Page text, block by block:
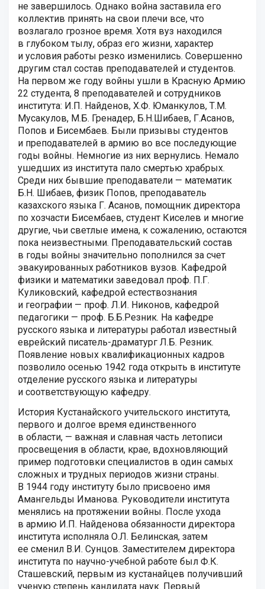
не завершилось. Однако война заставила его
коллектив принять на свои плечи все, что
возлагало грозное время. Хотя вуз находился
в глубоком тылу, образ его жизни, характер
и условия работы резко изменились. Совершенно
другим стал состав преподавателей и студентов.
На первом же году войны ушли в Красную Армию
22 студента, 8 преподавателей и сотрудников
института: И.П. Найденов, Х.Ф. Юманкулов, Т.М.
Мусакулов, М.Б. Гренадер, Б.Н.Шибаев, Г.Асанов,
Попов и Бисембаев. Были призывы студентов
и преподавателей в армию во все последующие
годы войны. Немногие из них вернулись. Немало
ушедших из института пало смертью храбрых.
Среди них бывшие преподаватели — математик
Б.Н. Шибаев, физик Попов, преподаватель
казахского языка Г. Асанов, помощник директора
по хозчасти Бисембаев, студент Киселев и многие
другие, чьи светлые имена, к сожалению, остаются
пока неизвестными. Преподавательский состав
в годы войны значительно пополнился за счет
эвакуированных работников вузов. Кафедрой
физики и математики заведовал проф. П.Г.
Куликовский, кафедрой естествознания
и географии — проф. Л.И. Никонов, кафедрой
педагогики — проф. Б.Б.Резник. На кафедре
русского языка и литературы работал известный
еврейский писатель-драматург Л.Б. Резник.
Появление новых квалификационных кадров
позволило осенью 1942 года открыть в институте
отделение русского языка и литературы
и соответствующую кафедру.
История Кустанайского учительского института,
первого и долгое время единственного
в области, — важная и славная часть летописи
просвещения в области, крае, вдохновляющий
пример подготовки специалистов в один самых
сложных и трудных периодов жизни страны.
В 1944 году институту было присвоено имя
Амангельды Иманова. Руководители института
менялись на протяжении войны. После ухода
в армию И.П. Найденова обязанности директора
института исполняла О.Л. Белинская, затем
ее сменил В.И. Сунцов. Заместителем директора
института по научно-учебной работе был Ф.К.
Сташевский, первым из кустанайцев получивший
ученую степень кандидата наук. Первый